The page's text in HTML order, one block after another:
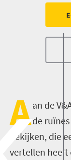
Aan de
de
bekijken, die
vertellen heeft